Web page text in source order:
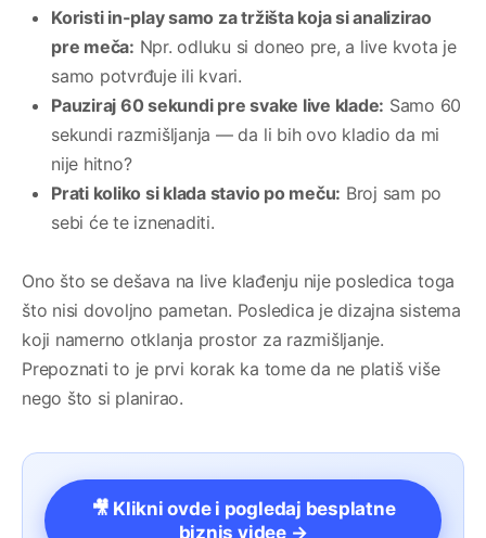
Koristi in-play samo za tržišta koja si analizirao
pre meča: Npr. odluku si doneo pre, a live kvota je
samo potvrđuje ili kvari.
Pauziraj 60 sekundi pre svake live klade: Samo 60
sekundi razmišljanja — da li bih ovo kladio da mi
nije hitno?
Prati koliko si klada stavio po meču: Broj sam po
sebi će te iznenaditi.
Ono što se dešava na live klađenju nije posledica toga
što nisi dovoljno pametan. Posledica je dizajna sistema
koji namerno otklanja prostor za razmišljanje.
Prepoznati to je prvi korak ka tome da ne platiš više
nego što si planirao.
🎥 Klikni ovde i pogledaj besplatne
biznis videe →